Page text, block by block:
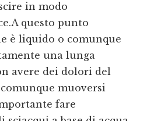
in modo
questo punto
è liquido o comunque
una lunga
avere dei dolori del
muoversi
fare